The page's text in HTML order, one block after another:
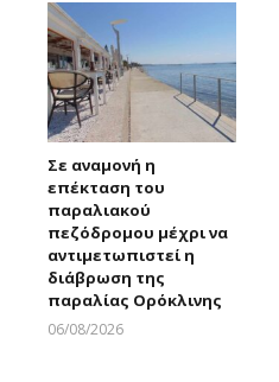
Σε αναμονή η
επέκταση του
παραλιακού
πεζόδρομου μέχρι να
αντιμετωπιστεί η
διάβρωση της
παραλίας Ορόκλινης
06/08/2026